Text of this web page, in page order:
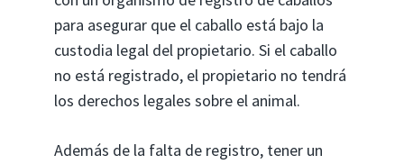
para asegurar que el caballo está bajo la
custodia legal del propietario. Si el caballo
no está registrado, el propietario no tendrá
los derechos legales sobre el animal.
Además de la falta de registro, tener un